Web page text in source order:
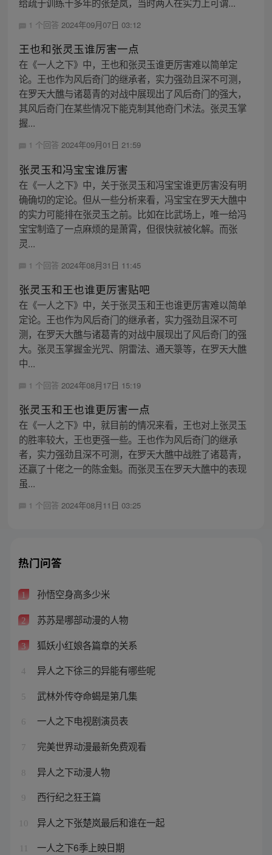
1 个回答 2024年09月07日 03:12
王也和张灵玉谁厉害一点
在《一人之下》中，王也和张灵玉谁更厉害难以简单定
论。王也作为风后奇门的继承者，实力强劲且深不可测，
在罗天大醮与诸葛青的对战中展现出了风后奇门的强大，
其风后奇门在某些情况下能克制其他奇门术法。张灵玉掌
握...
1 个回答 2024年09月01日 21:59
张灵玉和冯宝宝谁厉害
在《一人之下》中，关于张灵玉和冯宝宝谁更厉害没有明
确确切的定论。但从一些分析来看，冯宝宝在罗天大醮中
的实力可能排在张灵玉之前。比如在比武场上，唯一给冯
宝宝制造了一点麻烦的是萧霄，但很快就被化解。而张
灵...
1 个回答 2024年08月31日 11:45
张灵玉和王也谁更厉害贴吧
在《一人之下》中，关于张灵玉和王也谁更厉害难以简单
定论。王也作为风后奇门的继承者，实力强劲且深不可
测，在罗天大醮与诸葛青的对战中展现出了风后奇门的强
大。张灵玉掌握金光咒、阴雷法、通天箓等，在罗天大醮
中...
1 个回答 2024年08月17日 15:19
张灵玉和王也谁更厉害一点
在《一人之下》中，就目前的情况来看，王也对上张灵玉
的胜率较大，王也更强一些。王也作为风后奇门的继承
者，实力强劲且深不可测，在罗天大醮中战胜了诸葛青，
还赢了十佬之一的陈金魁。而张灵玉在罗天大醮中的表现
虽...
1 个回答 2024年08月11日 03:25
热门问答
1 孙悟空身高多少米
2 苏苏是哪部动漫的人物
3 狐妖小红娘各篇章的关系
4 异人之下徐三的异能有哪些呢
5 武林外传夺命蝎是第几集
6 一人之下电视剧演员表
7 完美世界动漫最新免费观看
8 异人之下动漫人物
9 西行纪之狂王篇
10 异人之下张楚岚最后和谁在一起
一人之下6季上映日期